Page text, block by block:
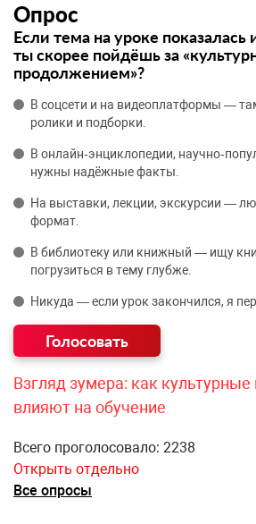
Опрос
Если тема на уроке показалась
ты скорее пойдёшь за
продолжением»?
В соцсети и на видеоплатформы —
ролики и подборки.
В онлайн‑энциклопедии,
нужны надёжные факты.
На выставки, лекции, экскурсии —
формат.
В библиотеку или книжный — ищу
погрузиться в тему глубже.
Никуда — если урок закончился, я
Взгляд зумера: как
влияют на обучение
Всего проголосовало: 2238
Открыть отдельно
Все опросы